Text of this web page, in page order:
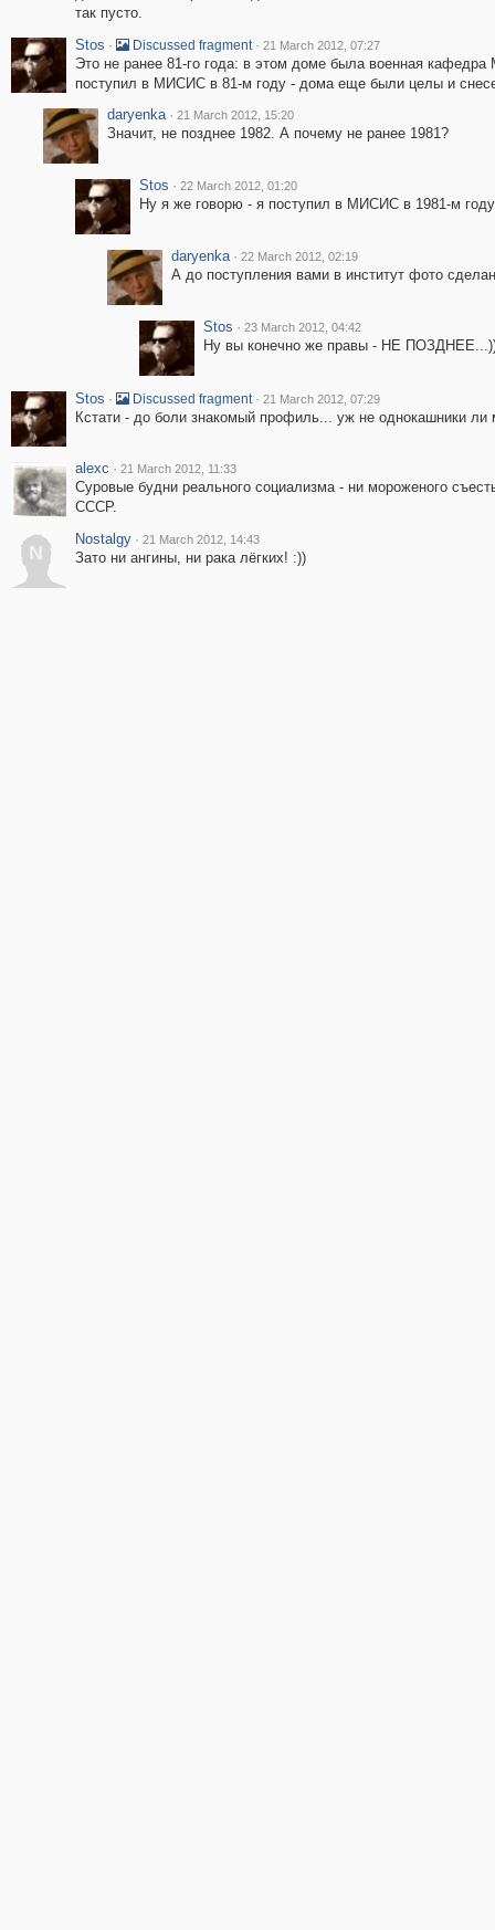
так пусто.
Stos · Discussed fragment · 21 March 2012, 07:27
Это не ранее 81-го года: в этом доме была военная
поступил в МИСИС в 81-м году - дома еще были целы и
daryenka · 21 March 2012, 15:20
Значит, не позднее 1982. А почему не ранее 1981?
Stos · 22 March 2012, 01:20
Ну я же говорю - я поступил в МИСИС в 1981-м
daryenka · 22 March 2012, 02:19
А до поступления вами в институт фото
Stos · 23 March 2012, 04:42
Ну вы конечно же правы - НЕ
Stos · Discussed fragment · 21 March 2012, 07:29
Кстати - до боли знакомый профиль... уж не однокашники ли
alexc · 21 March 2012, 11:33
Суровые будни реального социализма - ни мороженого
СССР.
N
Nostalgy · 21 March 2012, 14:43
Зато ни ангины, ни рака лёгких! :))